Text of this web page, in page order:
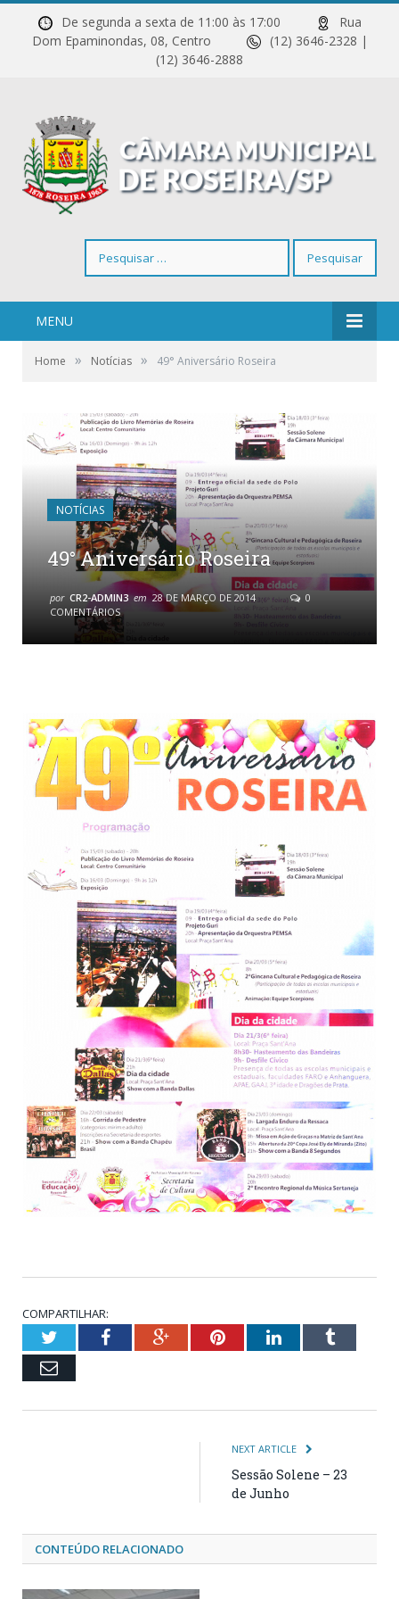
De segunda a sexta de 11:00 às 17:00
Rua
Dom Epaminondas, 08, Centro
(12) 3646-2328 |
(12) 3646-2888
por:
MENU
Home » Notícias » 49° Aniversário Roseira
NOTÍCIAS
49° Aniversário Roseira
por CR2-ADMIN3 em 28 DE MARÇO DE 2014
0
COMENTÁRIOS
COMPARTILHAR:
TwitterFacebookGoogle+PinterestLinkedInTumblr
Email
NEXT ARTICLE
Sessão Solene – 23
de Junho
CONTEÚDO RELACIONADO